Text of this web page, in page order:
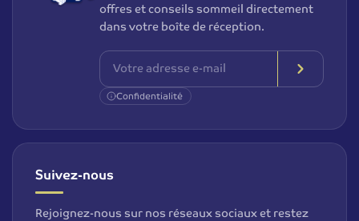
offres et conseils sommeil directement
dans votre boîte de réception.
Confidentialité
Suivez-nous
Rejoignez-nous sur nos réseaux sociaux et restez